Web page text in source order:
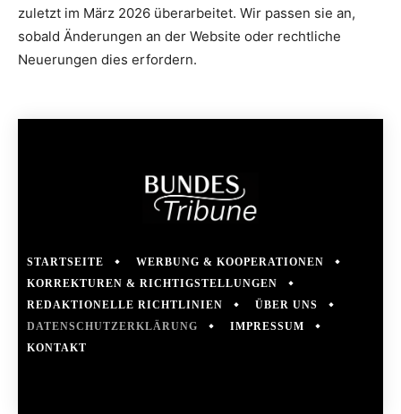
zuletzt im März 2026 überarbeitet. Wir passen sie an,
sobald Änderungen an der Website oder rechtliche
Neuerungen dies erfordern.
STARTSEITE
WERBUNG & KOOPERATIONEN
KORREKTUREN & RICHTIGSTELLUNGEN
REDAKTIONELLE RICHTLINIEN
ÜBER UNS
DATENSCHUTZERKLÄRUNG
IMPRESSUM
KONTAKT